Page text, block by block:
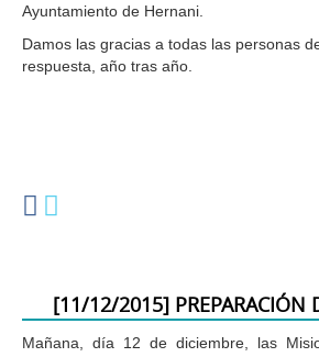
Ayuntamiento de Hernani.
Damos las gracias a todas las personas
respuesta, año tras año.
[11/12/2015] PREPARACIÓN
Mañana, día 12 de diciembre, las